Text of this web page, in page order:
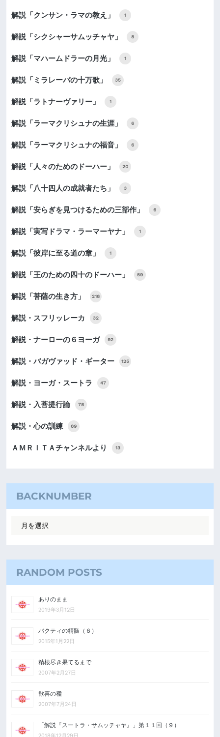
解説「クンサン・ラマの教え」 1
解説「シクシャーサムッチャヤ」 8
解説「マハームドラーの月光」 1
解説「ミラレーパの十万歌」 35
解説「ラトナーヴァリー」 1
解説「ラーマクリシュナの生涯」 6
解説「ラーマクリシュナの福音」 6
解説「人々のためのドーハー」 20
解説「八十四人の成就者たち」 3
解説「安らぎを見つけるための三部作」 6
解説「実写ドラマ・ラーマーヤナ」 1
解説「彼岸に至る道の章」 1
解説「王のための四十のドーハー」 59
解説「菩薩の生き方」 218
解説・スフリッレーカ 32
解説・ナーローの６ヨーガ 92
解説・バガヴァッド・ギーター 125
解説・ヨーガ・スートラ 47
解説・入菩提行論 78
解説・心の訓練 89
ＡＭＲＩＴＡチャンネルより 13
BACKNUMBER
RANDOM POSTS
ありのまま
2019年3月12日
バクティの精髄（６）
2015年1月22日
精根尽き果てるまで
2007年2月27日
歓喜の種
2007年7月24日
「解説『スートラ・サムッチャヤ』」第１１回（９）
2018年12月29日